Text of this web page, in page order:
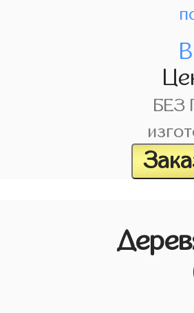
БЕЗ